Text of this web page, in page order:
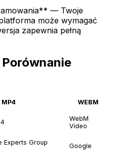
— Twoje
może wymagać
zapewnia pełną
MP4 WEBM
WebM
Video
Experts Group
Google